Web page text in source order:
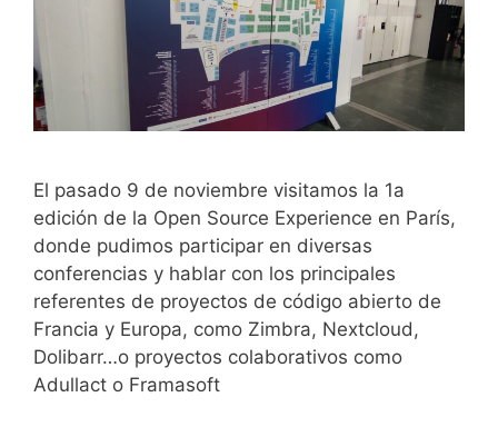
El pasado 9 de noviembre visitamos la 1a
edición de la Open Source Experience en París,
donde pudimos participar en diversas
conferencias y hablar con los principales
referentes de proyectos de código abierto de
Francia y Europa, como Zimbra, Nextcloud,
Dolibarr…o proyectos colaborativos como
Adullact o Framasoft